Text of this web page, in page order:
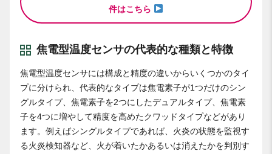
件はこちら
焦電型温度センサの代表的な種類と特徴
焦電型温度センサには構成と精度の違いからいくつかのタイ
プに分けられ、代表的なタイプは焦電素子が1つだけのシン
グルタイプ、焦電素子を2つにしたデュアルタイプ、焦電素
子を4つに増やして精度を高めたクワッドタイプなどがあり
ます。例えばシングルタイプであれば、火炎の状態を監視す
る火炎検知器など、火が着いたかあるいは消えたかを判別す